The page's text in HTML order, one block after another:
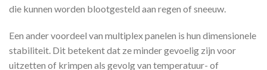
die kunnen worden blootgesteld aan regen of sneeuw.
Een ander voordeel van multiplex panelen is hun dimensionele
stabiliteit. Dit betekent dat ze minder gevoelig zijn voor
uitzetten of krimpen als gevolg van temperatuur- of